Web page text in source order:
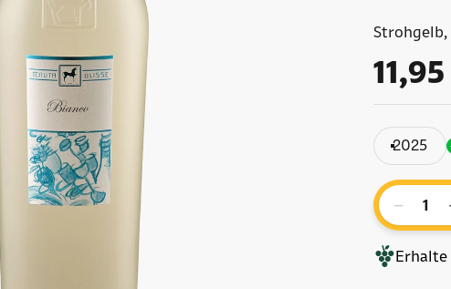
Strohgelb,
2025
−
Erhalte